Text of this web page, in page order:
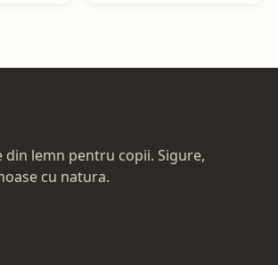
din lemn pentru copii. Sigure,
cu natura.